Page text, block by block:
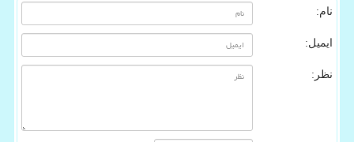
نام:
ایمیل:
نظر: